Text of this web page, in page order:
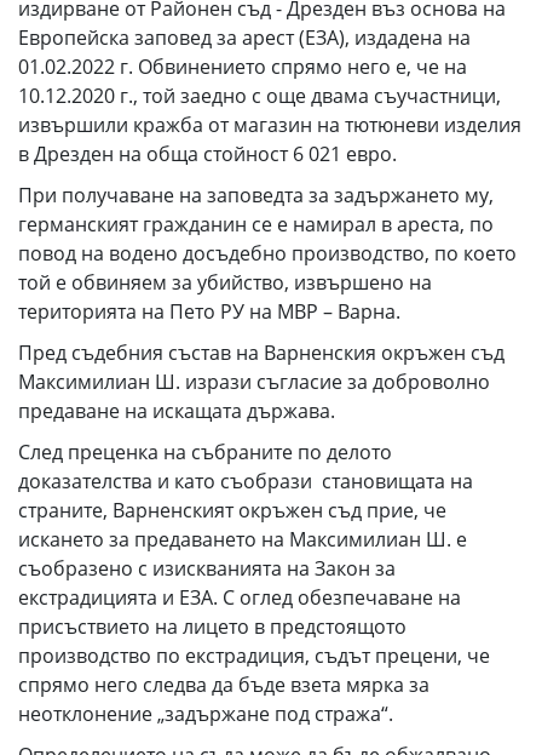
издирване от Районен съд - Дрезден въз основа на
Европейска заповед за арест (EЗА), издадена на
01.02.2022 г. Обвинението спрямо него е, че на
10.12.2020 г., той заедно с още двама съучастници,
извършили кражба от магазин на тютюневи изделия
в Дрезден на обща стойност 6 021 евро.
При получаване на заповедта за задържането му,
германският гражданин се е намирал в ареста, по
повод на водено досъдебно производство, по което
той е обвиняем за убийство, извършено на
територията на Пето РУ на МВР – Варна.
Пред съдебния състав на Варненския окръжен съд
Максимилиан Ш. изрази съгласие за доброволно
предаване на искащата държава.
След преценка на събраните по делото
доказателства и като съобрази становищата на
страните, Варненският окръжен съд прие, че
искането за предаването на Максимилиан Ш. е
съобразено с изискванията на Закон за
екстрадицията и ЕЗА. С оглед обезпечаване на
присъствието на лицето в предстоящото
производство по екстрадиция, съдът прецени, че
спрямо него следва да бъде взета мярка за
неотклонение „задържане под стража“.